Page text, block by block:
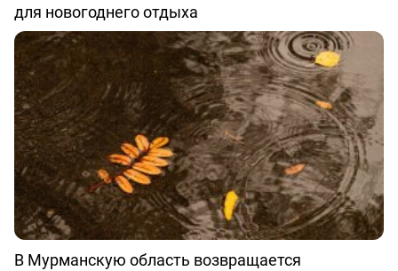
для новогоднего отдыха
В Мурманскую область возвращается